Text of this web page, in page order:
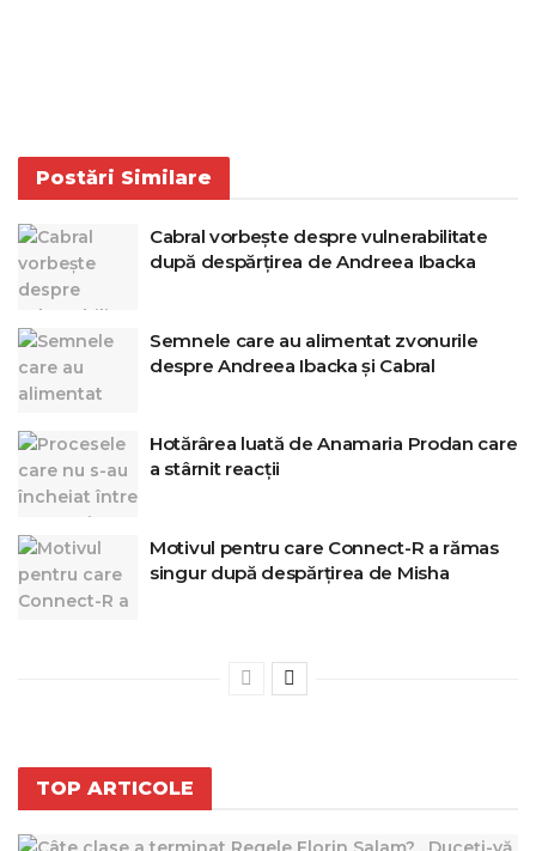
Postări Similare
Cabral vorbește despre vulnerabilitate
după despărțirea de Andreea Ibacka
Semnele care au alimentat zvonurile
despre Andreea Ibacka și Cabral
Hotărârea luată de Anamaria Prodan care
a stârnit reacții
Motivul pentru care Connect-R a rămas
singur după despărțirea de Misha
TOP ARTICOLE